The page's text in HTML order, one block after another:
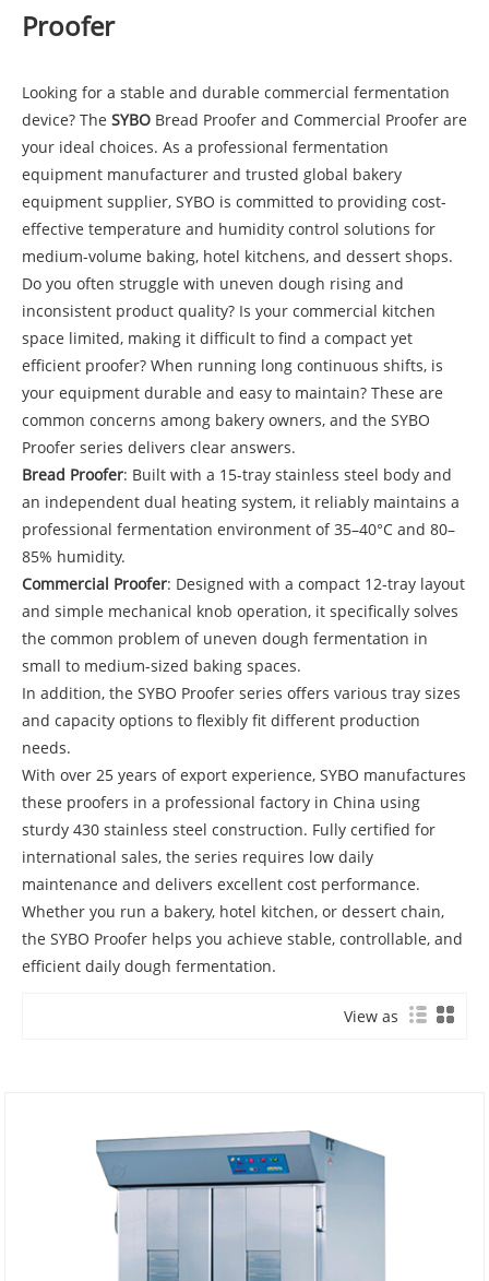
Proofer
Looking for a stable and durable commercial fermentation
device? The SYBO Bread Proofer and Commercial Proofer are
your ideal choices. As a professional fermentation
equipment manufacturer and trusted global bakery
equipment supplier, SYBO is committed to providing cost-
effective temperature and humidity control solutions for
medium-volume baking, hotel kitchens, and dessert shops.
Do you often struggle with uneven dough rising and
inconsistent product quality? Is your commercial kitchen
space limited, making it difficult to find a compact yet
efficient proofer? When running long continuous shifts, is
your equipment durable and easy to maintain? These are
common concerns among bakery owners, and the SYBO
Proofer series delivers clear answers.
Bread Proofer: Built with a 15-tray stainless steel body and
an independent dual heating system, it reliably maintains a
professional fermentation environment of 35–40°C and 80–
85% humidity.
Commercial Proofer: Designed with a compact 12-tray layout
and simple mechanical knob operation, it specifically solves
the common problem of uneven dough fermentation in
small to medium-sized baking spaces.
In addition, the SYBO Proofer series offers various tray sizes
and capacity options to flexibly fit different production
needs.
With over 25 years of export experience, SYBO manufactures
these proofers in a professional factory in China using
sturdy 430 stainless steel construction. Fully certified for
international sales, the series requires low daily
maintenance and delivers excellent cost performance.
Whether you run a bakery, hotel kitchen, or dessert chain,
the SYBO Proofer helps you achieve stable, controllable, and
efficient daily dough fermentation.
View as